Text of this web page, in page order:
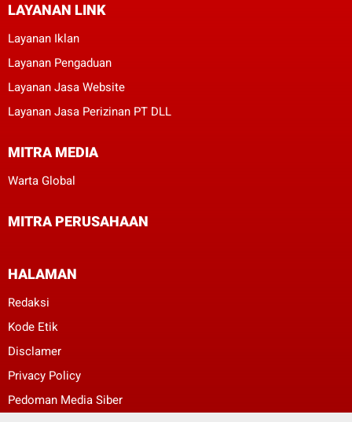
LAYANAN LINK
Layanan Iklan
Layanan Pengaduan
Layanan Jasa Website
Layanan Jasa Perizinan PT DLL
MITRA MEDIA
Warta Global
MITRA PERUSAHAAN
HALAMAN
Redaksi
Kode Etik
Disclamer
Privacy Policy
Pedoman Media Siber